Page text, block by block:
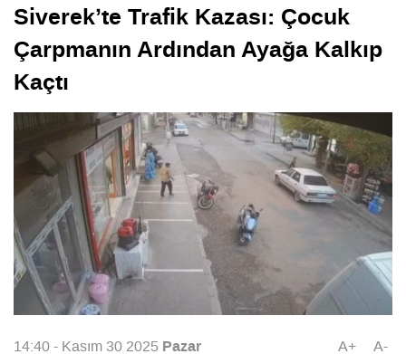
Siverek’te Trafik Kazası: Çocuk
Çarpmanın Ardından Ayağa Kalkıp
Kaçtı
14:40 - Kasım 30 2025 Pazar A+ A-